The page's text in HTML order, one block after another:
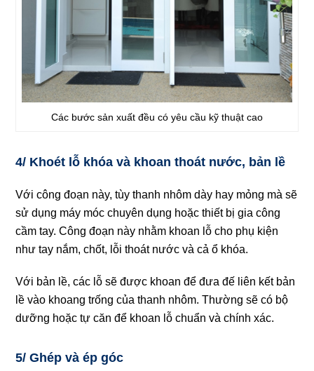
Các bước sản xuất đều có yêu cầu kỹ thuật cao
4/ Khoét lỗ khóa và khoan thoát nước, bản lề
Với công đoạn này, tùy thanh nhôm dày hay mỏng mà sẽ
sử dụng máy móc chuyên dụng hoặc thiết bị gia công
cầm tay. Công đoạn này nhằm khoan lỗ cho phụ kiện
như tay nắm, chốt, lỗi thoát nước và cả ổ khóa.
Với bản lề, các lỗ sẽ được khoan để đưa đế liên kết bản
lề vào khoang trống của thanh nhôm. Thường sẽ có bộ
dưỡng hoặc tự căn để khoan lỗ chuẩn và chính xác.
5/ Ghép và ép góc